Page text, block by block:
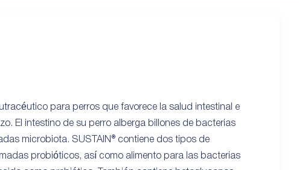
para perros que favorece la salud intestinal e
El intestino de su perro alberga billones de bacterias
microbiota. SUSTAIN® contiene dos tipos de
probióticos, así como alimento para las bacterias